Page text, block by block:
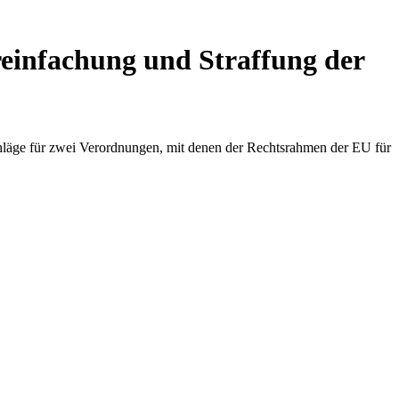
und Straffung der
für zwei Verordnungen, mit denen der Rechtsrahmen der EU für